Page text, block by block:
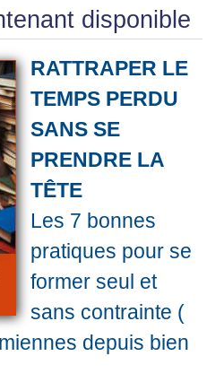
disponible
RATTRAPER LE
TEMPS PERDU
SANS SE
PRENDRE LA
TÊTE
Les 7 bonnes
pratiques pour se
former seul et
sans contrainte (
depuis bien